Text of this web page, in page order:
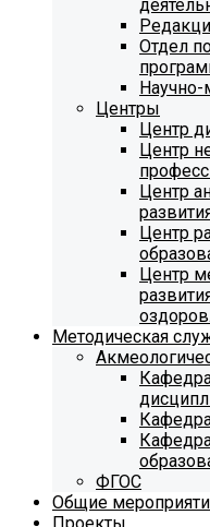
Отдел
Научно-
Центры
Центр
Центр
Центр
Центр
Центр
Методическая
ФГОС
Общие